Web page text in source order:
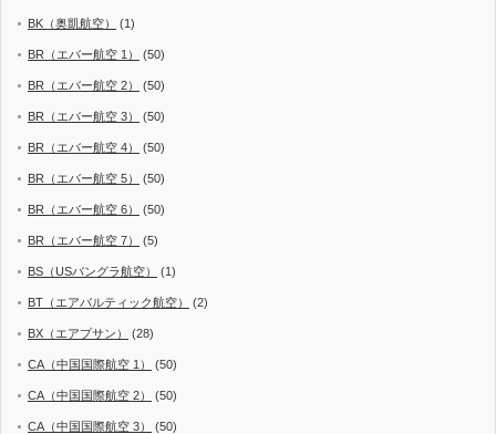
BK（奥凱航空） (1)
BR（エバー航空 1） (50)
BR（エバー航空 2） (50)
BR（エバー航空 3） (50)
BR（エバー航空 4） (50)
BR（エバー航空 5） (50)
BR（エバー航空 6） (50)
BR（エバー航空 7） (5)
BS（USバングラ航空） (1)
BT（エアバルティック航空） (2)
BX（エアプサン） (28)
CA（中国国際航空 1） (50)
CA（中国国際航空 2） (50)
CA（中国国際航空 3） (50)